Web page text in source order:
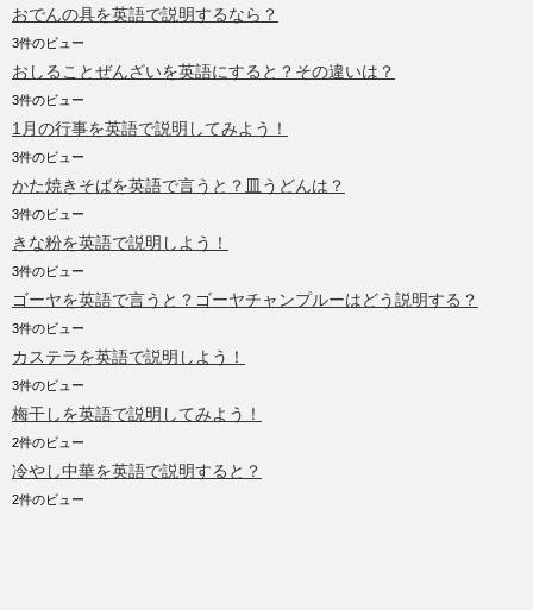
おでんの具を英語で説明するなら？
3件のビュー
おしることぜんざいを英語にすると？その違いは？
3件のビュー
1月の行事を英語で説明してみよう！
3件のビュー
かた焼きそばを英語で言うと？皿うどんは？
3件のビュー
きな粉を英語で説明しよう！
3件のビュー
ゴーヤを英語で言うと？ゴーヤチャンプルーはどう説明する？
3件のビュー
カステラを英語で説明しよう！
3件のビュー
梅干しを英語で説明してみよう！
2件のビュー
冷やし中華を英語で説明すると？
2件のビュー